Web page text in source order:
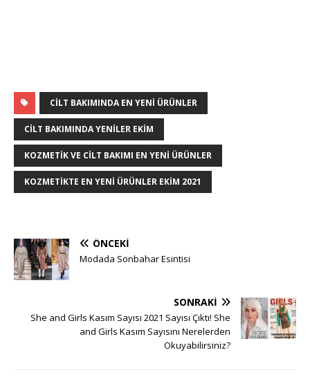
CILT BAKIMINDA EN YENI ÜRÜNLER
CILT BAKIMINDA YENILER EKIM
KOZMETIK VE CILT BAKIMI EN YENI ÜRÜNLER
KOZMETIKTE EN YENI ÜRÜNLER EKIM 2021
ÖNCEKI
Modada Sonbahar Esintisi
SONRAKI
She and Girls Kasım Sayısı 2021 Sayısı Çıktı! She
and Girls Kasım Sayısını Nerelerden
Okuyabilirsiniz?